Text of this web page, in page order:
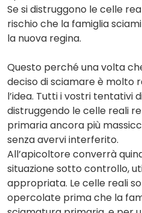
Se si distruggono le celle
rischio che la famiglia
la nuova regina.
Questo perché una volta
deciso di sciamare è molto
l’idea. Tutti i vostri tentativi
distruggendo le celle reali
primaria ancora più
senza avervi interferito.
All’apicoltore converrà
situazione sotto controllo,
appropriata. Le celle reali
opercolate prima che la